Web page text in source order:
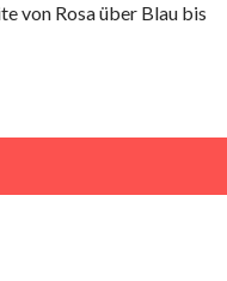
von Rosa über Blau bis